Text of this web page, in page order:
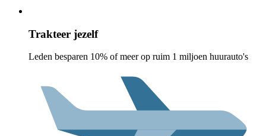
Trakteer jezelf
Leden besparen 10% of meer op ruim 1 miljoen huurauto's